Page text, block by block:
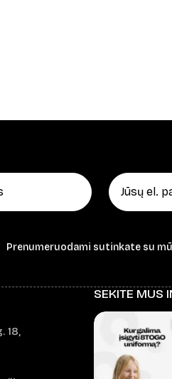
Prenumeruodami sutinkate su
18,
SEKITE MUS